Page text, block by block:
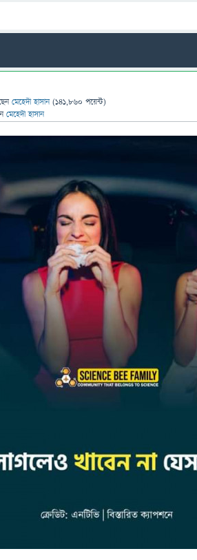
মেহেদী হাসান (141,860 পয়েন্ট)
মেহেদী হাসান